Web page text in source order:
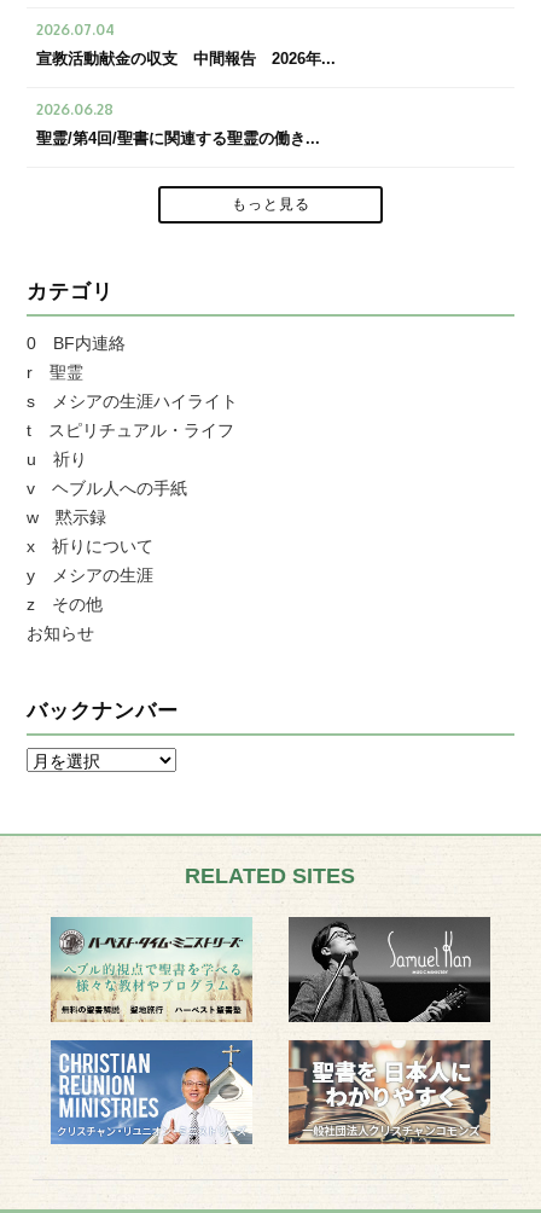
2026.07.04
宣教活動献金の収支 中間報告 2026年...
2026.06.28
聖霊/第4回/聖書に関連する聖霊の働き...
もっと見る
カテゴリ
0 BF内連絡
r 聖霊
s メシアの生涯ハイライト
t スピリチュアル・ライフ
u 祈り
v ヘブル人への手紙
w 黙示録
x 祈りについて
y メシアの生涯
z その他
お知らせ
バックナンバー
RELATED SITES